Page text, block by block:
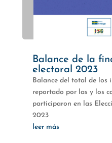
Balance de la
electoral 2023
Balance del total de los
reportado por las y los
participaron en las
2023
leer más